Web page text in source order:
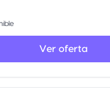
Ver oferta